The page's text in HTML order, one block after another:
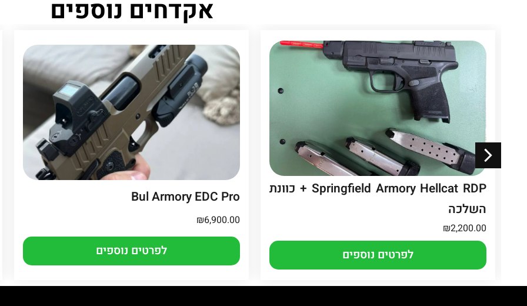
אקדחים נוספים
Springfield Armory Hellcat RDP + כוונת
השלכה
₪2,200.00
לפרטים נוספים
Bul Armory EDC Pro
₪6,900.00
לפרטים נוספים